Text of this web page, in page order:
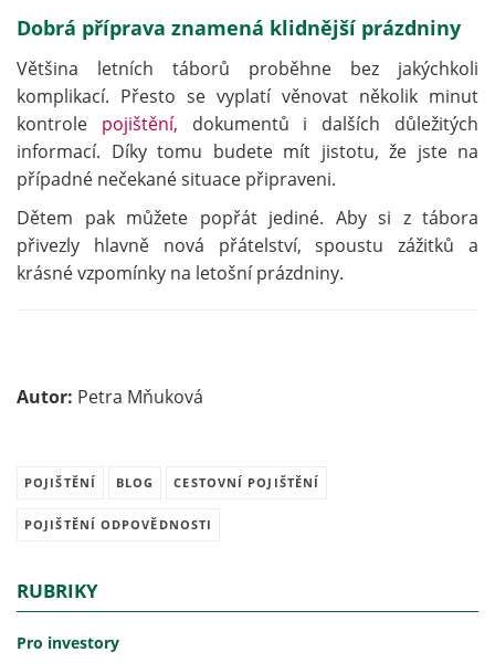
Dobrá příprava znamená klidnější prázdniny
Většina letních táborů proběhne bez jakýchkoli
komplikací. Přesto se vyplatí věnovat několik minut
kontrole pojištění, dokumentů i dalších důležitých
informací. Díky tomu budete mít jistotu, že jste na
případné nečekané situace připraveni.
Dětem pak můžete popřát jediné. Aby si z tábora
přivezly hlavně nová přátelství, spoustu zážitků a
krásné vzpomínky na letošní prázdniny.
Autor: Petra Mňuková
POJIŠTĚNÍ BLOG CESTOVNÍ POJIŠTĚNÍ
POJIŠTĚNÍ ODPOVĚDNOSTI
RUBRIKY
Pro investory